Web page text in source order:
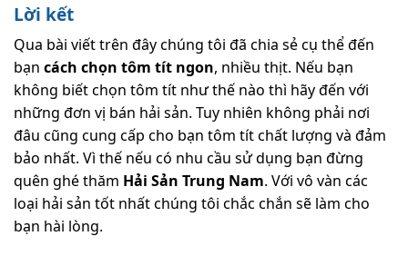
Lời kết
Qua bài viết trên đây chúng tôi đã chia sẻ cụ thể đến
bạn cách chọn tôm tít ngon, nhiều thịt. Nếu bạn
không biết chọn tôm tít như thế nào thì hãy đến với
những đơn vị bán hải sản. Tuy nhiên không phải nơi
đâu cũng cung cấp cho bạn tôm tít chất lượng và đảm
bảo nhất. Vì thế nếu có nhu cầu sử dụng bạn đừng
quên ghé thăm Hải Sản Trung Nam. Với vô vàn các
loại hải sản tốt nhất chúng tôi chắc chắn sẽ làm cho
bạn hài lòng.